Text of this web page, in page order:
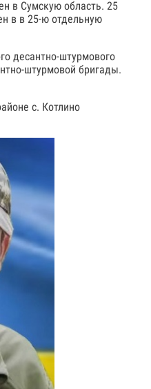
в Сумскую область. 25
в в 25-ю отдельную
десантно-штурмового
штурмовой бригады.
с. Котлино